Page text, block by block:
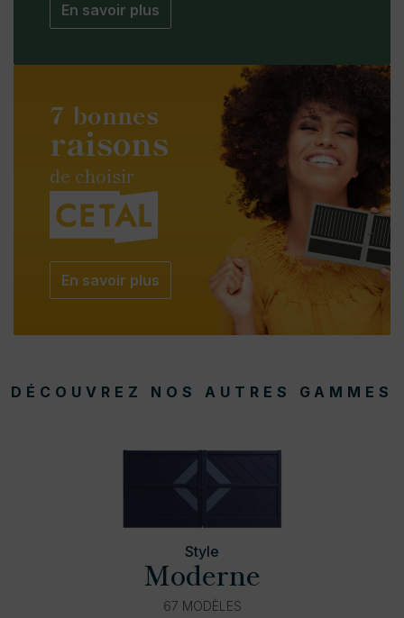
En savoir plus
7 bonnes
raisons
de choisir
En savoir plus
DÉCOUVREZ NOS AUTRES GAMMES
Style
Moderne
67 MODÈLES